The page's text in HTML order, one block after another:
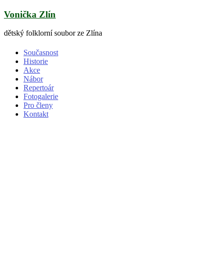
Skip
content
Vonička Zlín
dětský folklorní soubor ze Zlína
Současnost
Historie
Akce
Nábor
Repertoár
Fotogalerie
Pro členy
Kontakt